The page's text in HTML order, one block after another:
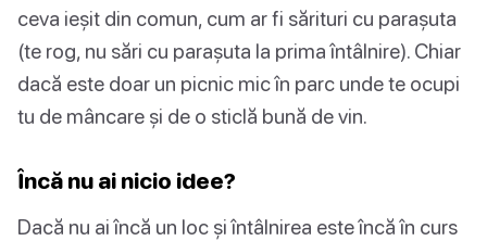
ceva ieșit din comun, cum ar fi sărituri cu parașuta
(te rog, nu sări cu parașuta la prima întâlnire). Chiar
dacă este doar un picnic mic în parc unde te ocupi
tu de mâncare și de o sticlă bună de vin.
Încă nu ai nicio idee?
Dacă nu ai încă un loc și întâlnirea este încă în curs